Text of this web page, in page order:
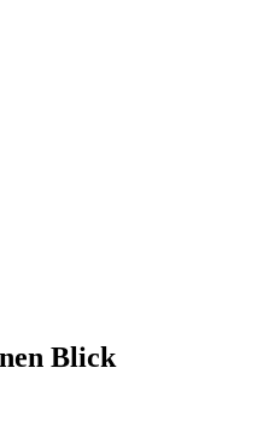
Blick